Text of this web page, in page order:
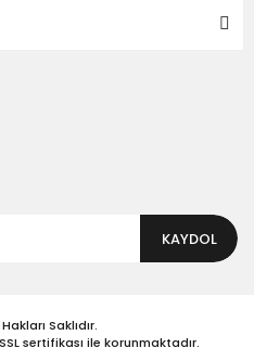
olmalı.
KAYDOL
Saklıdır.
sertifikası ile korunmaktadır.